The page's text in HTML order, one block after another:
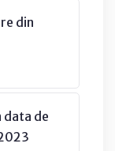
din
data de